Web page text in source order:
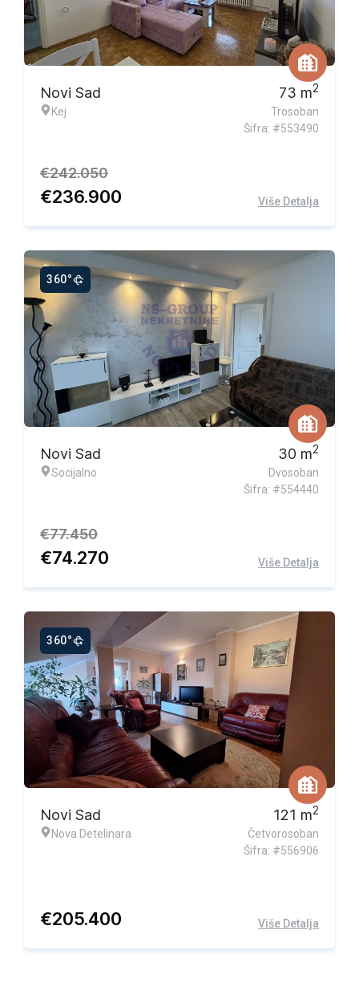
Ekskluzivna ponuda
Novi Sad
Kej
73 m2
Trosoban
Šifra: #553490
€242.050
€236.900 Više Detalja
360°
Ekskluzivna ponuda
Novi Sad
Socijalno
30 m2
Dvosoban
Šifra: #554440
€77.450
€74.270 Više Detalja
360°
Ekskluzivna ponuda
Novi Sad
Nova Detelinara
121 m2
Četvorosoban
Šifra: #556906
€205.400 Više Detalja